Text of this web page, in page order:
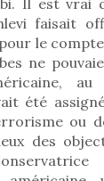
faisait
le
ne
au
été
ou
des